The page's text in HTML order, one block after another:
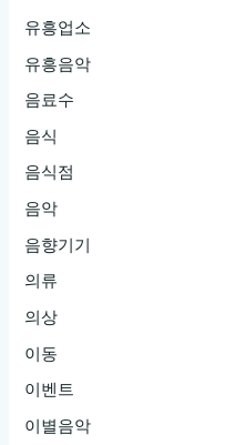
유흥업소
유흥음악
음료수
음식
음식점
음악
음향기기
의류
의상
이동
이벤트
이별음악